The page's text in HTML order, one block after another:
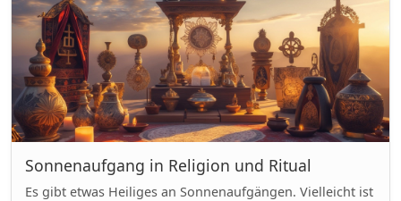
Sonnenaufgang in Religion und Ritual
Es gibt etwas Heiliges an Sonnenaufgängen. Vielleicht ist